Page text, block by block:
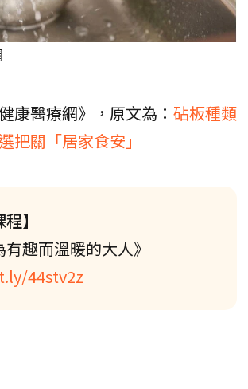
康醫療網》，原文為： 砧板種類
關「居家食安」
】
趣而溫暖的大人》
44stv2z